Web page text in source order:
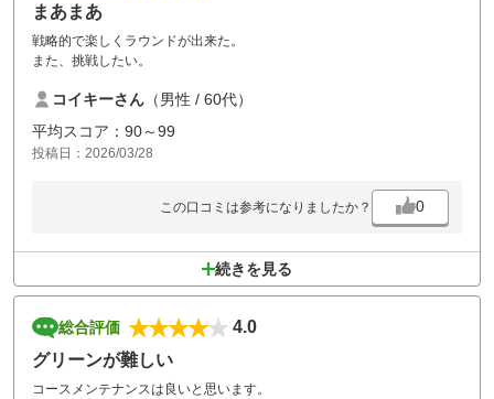
まあまあ
戦略的で楽しくラウンドが出来た。
また、挑戦したい。
コイキーさん （男性 / 60代）
平均スコア：90～99
投稿日：2026/03/28
この口コミは参考になりましたか？ 0
続きを見る
総合評価
4.0
グリーンが難しい
コースメンテナンスは良いと思います。